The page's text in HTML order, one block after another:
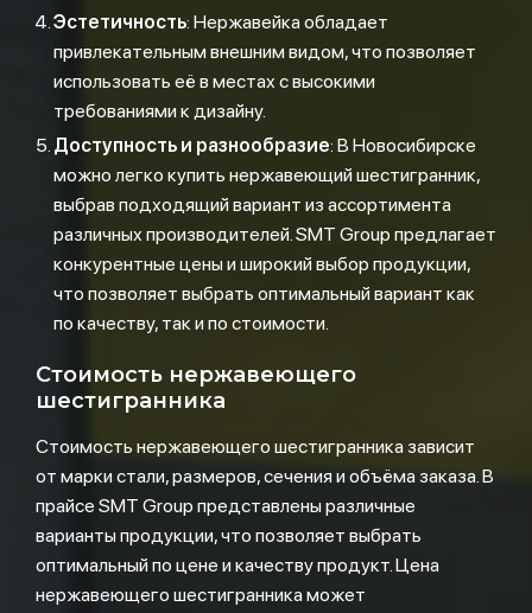
Эстетичность: Нержавейка обладает
привлекательным внешним видом, что позволяет
использовать её в местах с высокими
требованиями к дизайну.
Доступность и разнообразие: В Новосибирске
можно легко купить нержавеющий шестигранник,
выбрав подходящий вариант из ассортимента
различных производителей. SMT Group предлагает
конкурентные цены и широкий выбор продукции,
что позволяет выбрать оптимальный вариант как
по качеству, так и по стоимости.
Стоимость нержавеющего
шестигранника
Стоимость нержавеющего шестигранника зависит
от марки стали, размеров, сечения и объёма заказа. В
прайсе SMT Group представлены различные
варианты продукции, что позволяет выбрать
оптимальный по цене и качеству продукт. Цена
нержавеющего шестигранника может